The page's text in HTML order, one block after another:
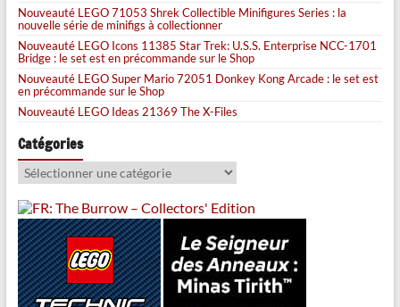
Nouveauté LEGO 71053 Shrek Collectible Minifigures Series : la
nouvelle série de minifigs à collectionner
Nouveauté LEGO Icons 11385 Star Trek: U.S.S. Enterprise NCC-1701
Bridge : le set est en précommande sur le Shop
Nouveauté LEGO Super Mario 72051 Donkey Kong Arcade : le set est
en précommande sur le Shop
Nouveauté LEGO Ideas 21369 The X-Files
Catégories
Catégories